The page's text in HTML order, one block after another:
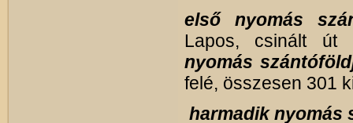
első nyomás
Lapos, csinált út
nyomás
felé, összesen 301
harmadik nyomás